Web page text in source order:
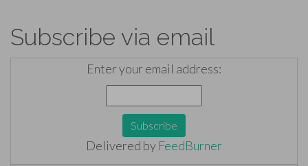
Subscribe via email
Enter your email address:
Delivered by FeedBurner